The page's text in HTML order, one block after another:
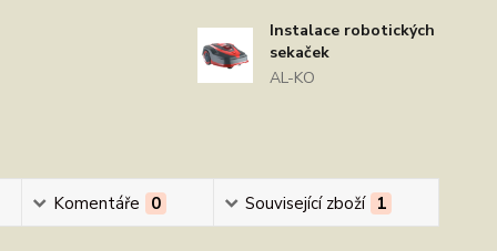
Instalace robotických
sekaček
AL-KO
Komentáře 0 Související zboží 1